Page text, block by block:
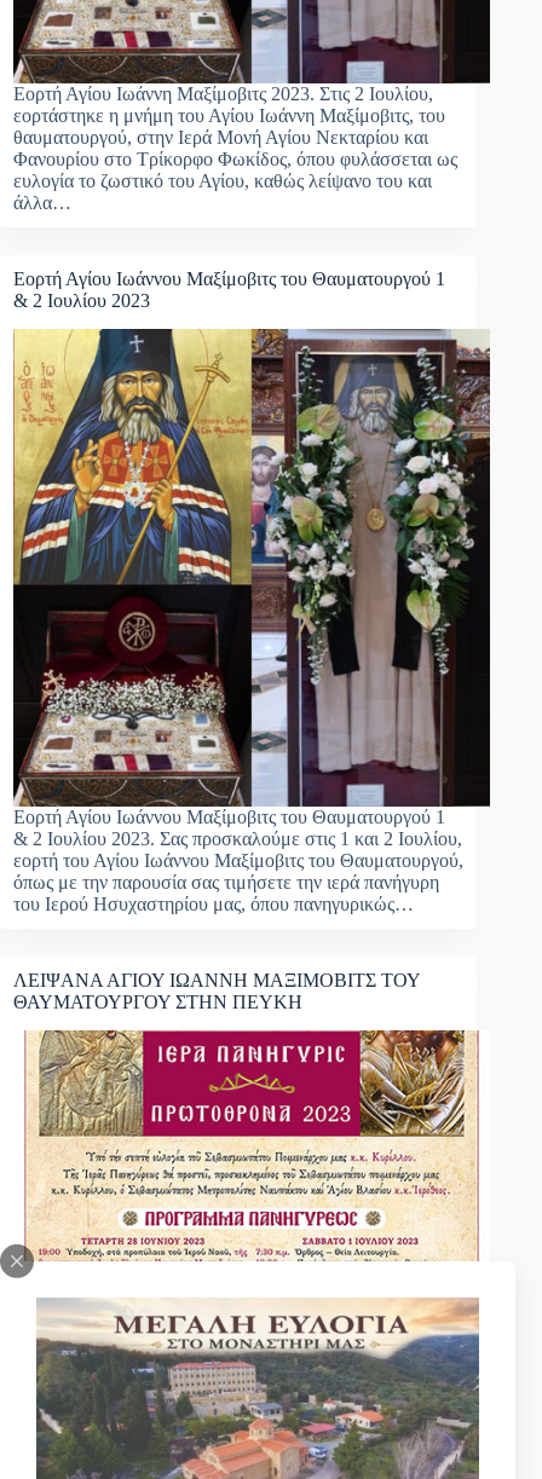
Εορτή Αγίου Ιωάννη Μαξίμοβιτς 2023. Στις 2 Ιουλίου,
εορτάστηκε η μνήμη του Αγίου Ιωάννη Μαξίμοβιτς, του
θαυματουργού, στην Ιερά Μονή Αγίου Νεκταρίου και
Φανουρίου στο Τρίκορφο Φωκίδος, όπου φυλάσσεται ως
ευλογία το ζωστικό του Αγίου, καθώς λείψανο του και
άλλα…
Εορτή Αγίου Ιωάννου Μαξίμοβιτς του Θαυματουργού 1
& 2 Ιουλίου 2023
Εορτή Αγίου Ιωάννου Μαξίμοβιτς του Θαυματουργού 1
& 2 Ιουλίου 2023. Σας προσκαλούμε στις 1 και 2 Ιουλίου,
εορτή του Αγίου Ιωάννου Μαξίμοβιτς του Θαυματουργού,
όπως με την παρουσία σας τιμήσετε την ιερά πανήγυρη
του Ιερού Ησυχαστηρίου μας, όπου πανηγυρικώς…
ΛΕΙΨΑΝΑ ΑΓΙΟΥ ΙΩΑΝΝΗ ΜΑΞΙΜΟΒΙΤΣ ΤΟΥ
ΘΑΥΜΑΤΟΥΡΓΟΥ ΣΤΗΝ ΠΕΥΚΗ